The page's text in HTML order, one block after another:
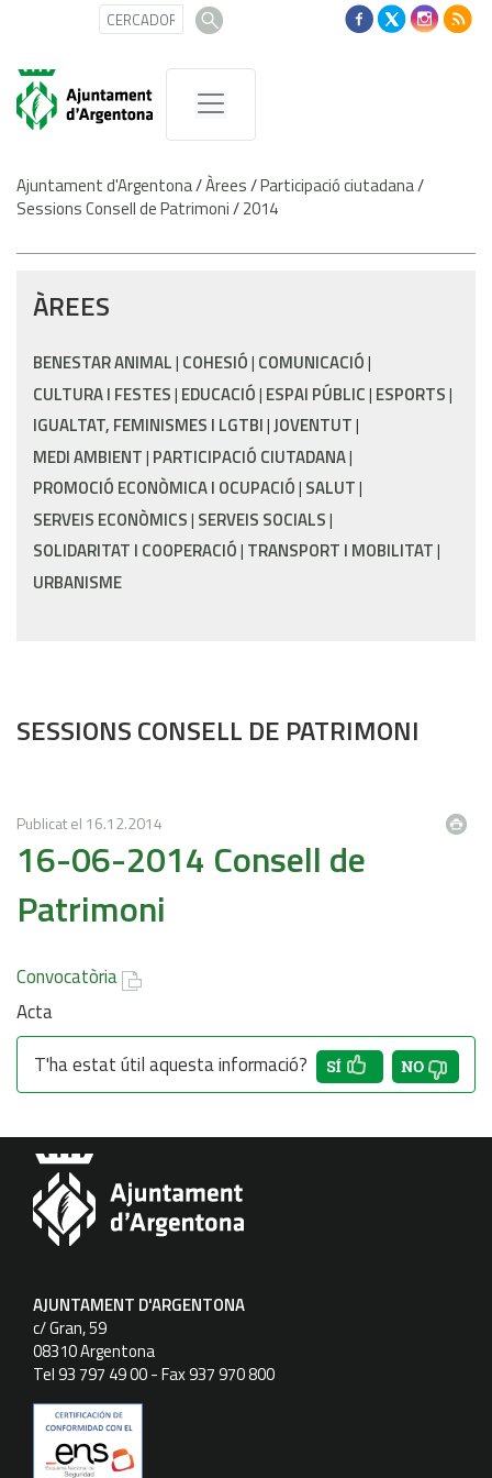
Ajuntament d'Argentona/Àrees/Participació ciutadana/
Sessions Consell de Patrimoni/2014
ÀREES
BENESTAR ANIMAL COHESIÓ COMUNICACIÓ
CULTURA I FESTES EDUCACIÓ ESPAI PÚBLIC ESPORTS
IGUALTAT, FEMINISMES I LGTBI JOVENTUT
MEDI AMBIENT PARTICIPACIÓ CIUTADANA
PROMOCIÓ ECONÒMICA I OCUPACIÓ SALUT
SERVEIS ECONÒMICS SERVEIS SOCIALS
SOLIDARITAT I COOPERACIÓ TRANSPORT I MOBILITAT
URBANISME
SESSIONS CONSELL DE PATRIMONI
Publicat el 16.12.2014
16-06-2014 Consell de
Patrimoni
Convocatòria
Acta
T'ha estat útil aquesta informació?
AJUNTAMENT D'ARGENTONA
c/ Gran, 59
08310 Argentona
Tel 93 797 49 00 - Fax 937 970 800